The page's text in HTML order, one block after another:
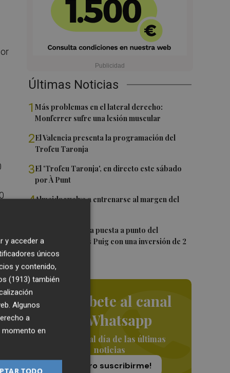
Últimas Noticias
1Más problemas en el lateral derecho:
Monferrer sufre una lesión muscular
2El Valencia presenta la programación del
Trofeu Taronja
3El 'Trofeu Taronja', en directo este sábado
por À Punt
4Almeida vuelve a entrenarse al margen del
València ultima la puesta a punto del
Velódromo Lluís Puig con una inversión de 2
millones
Suscríbete al canal
de Whatsapp
Siempre al día de las últimas
noticias
¡Quiero suscribirme!
y acceder a
únicos
y contenido,
(1913) también
Algunos
a
momento en
TODO